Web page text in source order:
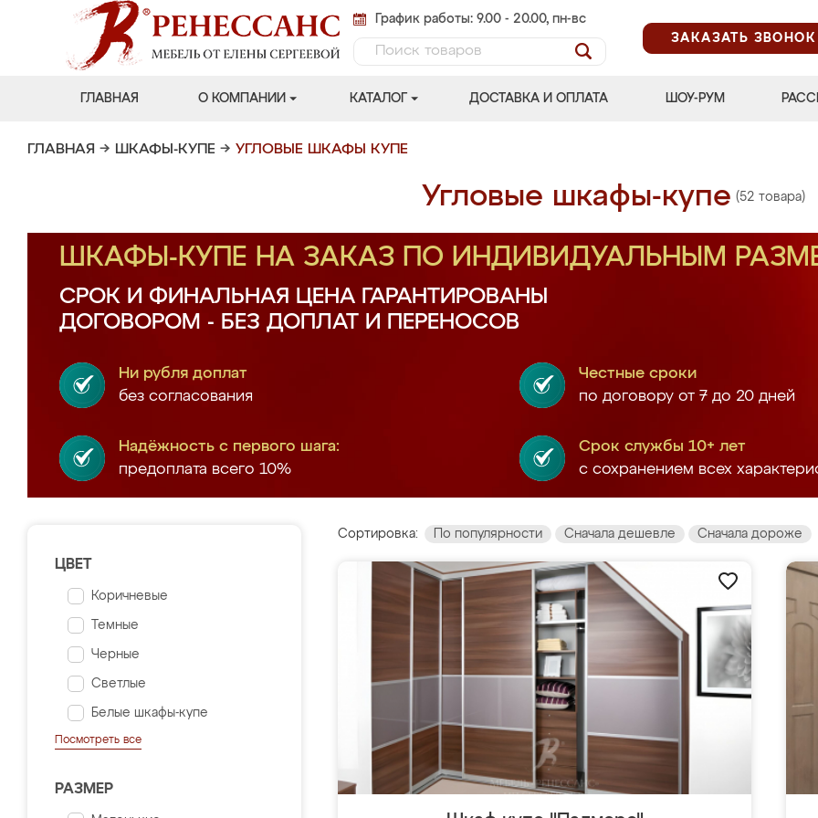
График работы: 9.00 - 20.00, пн-вс
ЗАКАЗАТЬ ЗВОНОК
ГЛАВНАЯ О КОМПАНИИ КАТАЛОГ ДОСТАВКА И ОПЛАТА ШОУ-РУМ
ГЛАВНАЯ → ШКАФЫ-КУПЕ → УГЛОВЫЕ ШКАФЫ КУПЕ
Угловые шкафы-купе (52 товара)
ШКАФЫ-КУПЕ НА ЗАКАЗ ПО ИНДИВИДУАЛЬНЫМ
СРОК И ФИНАЛЬНАЯ ЦЕНА ГАРАНТИРОВАНЫ
ДОГОВОРОМ - БЕЗ ДОПЛАТ И ПЕРЕНОСОВ
Ни рубля доплат
без согласования
Честные сроки
по договору от 7 до 20 дней
Надёжность с первого шага:
предоплата всего 10%
Срок службы 10+ лет
с сохранением всех
ЦВЕТ
Коричневые
Темные
Черные
Светлые
Белые шкафы-купе
Посмотреть все
РАЗМЕР
Сортировка: По популярности Сначала дешевле Сначала дороже